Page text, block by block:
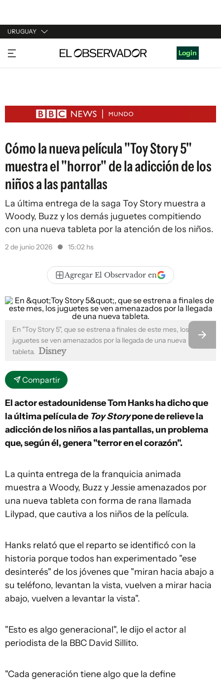
URUGUAY
URUGUAY
ARGENTINA
ESTADOS UNIDOS
Login
Cómo la nueva película "Toy Story 5"
muestra el "horror" de la adicción de los
niños a las pantallas
La última entrega de la saga Toy Story muestra a
Woody, Buzz y los demás juguetes compitiendo
con una nueva tableta por la atención de los niños.
2 de junio 2026 15:02 hs
Agregar El Observador en
En "Toy Story 5", que se estrena a finales de este mes, los
juguetes se ven amenazados por la llegada de una nueva
tableta. Disney
Compartir
El actor estadounidense Tom Hanks ha dicho que
la última película de Toy Storypone de relieve la
adicción de los niños a las pantallas, un problema
que, según él, genera "terror en el corazón".
La quinta entrega de la franquicia animada
muestra a Woody, Buzz y Jessie amenazados por
una nueva tableta con forma de rana llamada
Lilypad, que cautiva a los niños de la película.
Hanks relató que el reparto se identificó con la
historia porque todos han experimentado "ese
desinterés" de los jóvenes que "miran hacia abajo a
su teléfono, levantan la vista, vuelven a mirar hacia
abajo, vuelven a levantar la vista".
"Esto es algo generacional", le dijo el actor al
periodista de la BBC David Sillito.
"Cada generación tiene algo que la define